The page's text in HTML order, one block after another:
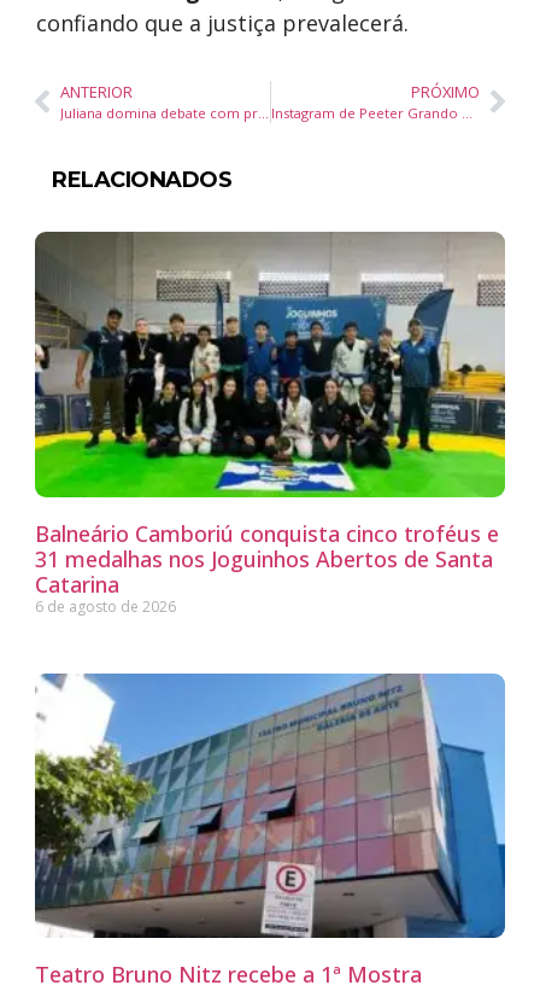
confiando que a justiça prevalecerá.
ANTERIOR PRÓXIMO
RELACIONADOS
Balneário Camboriú conquista cinco troféus e
31 medalhas nos Joguinhos Abertos de Santa
Catarina
6 de agosto de 2026
Teatro Bruno Nitz recebe a 1ª Mostra